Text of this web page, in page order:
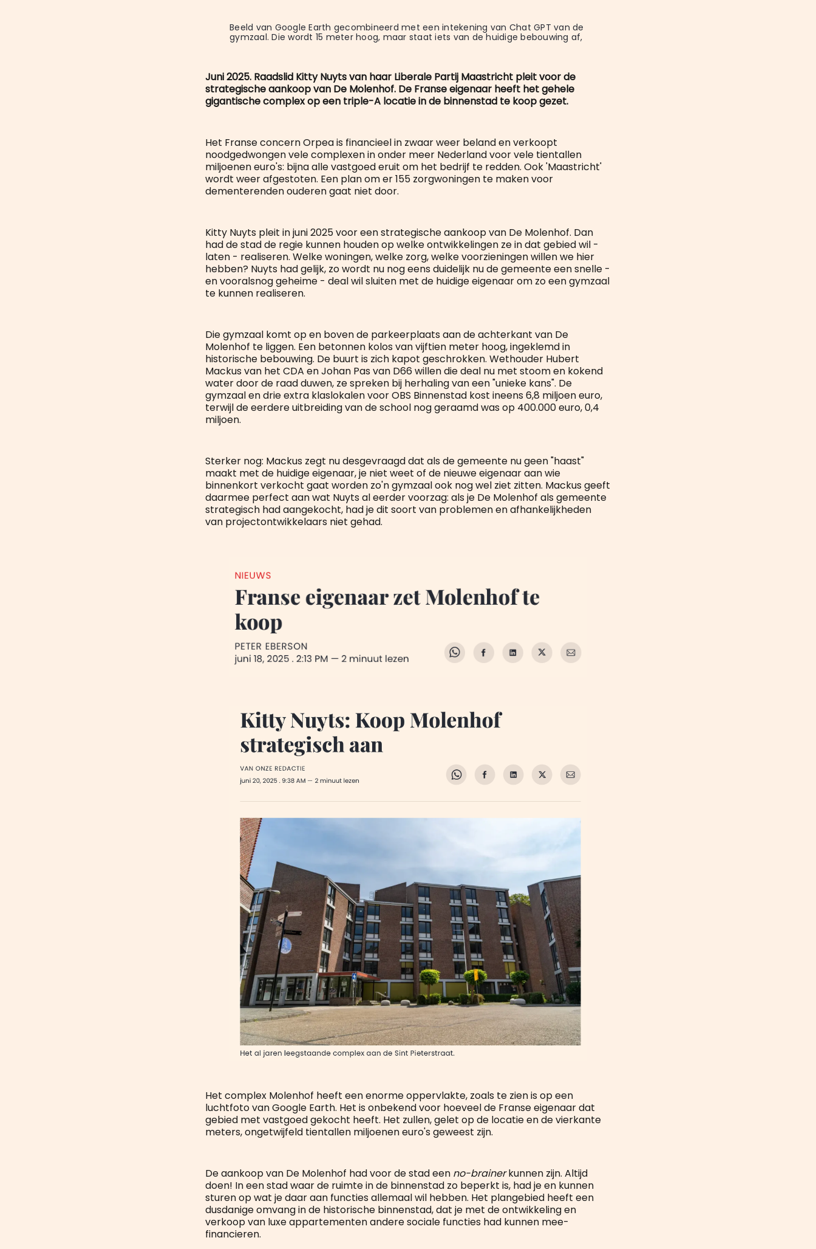
Beeld van Google Earth gecombineerd met een intekening van Chat GPT van de
gymzaal. Die wordt 15 meter hoog, maar staat iets van de huidige bebouwing af,
Juni 2025. Raadslid Kitty Nuyts van haar Liberale Partij Maastricht pleit voor de
strategische aankoop van De Molenhof. De Franse eigenaar heeft het gehele
gigantische complex op een triple-A locatie in de binnenstad te koop gezet.
Het Franse concern Orpea is financieel in zwaar weer beland en verkoopt
noodgedwongen vele complexen in onder meer Nederland voor vele tientallen
miljoenen euro's: bijna alle vastgoed eruit om het bedrijf te redden. Ook 'Maastricht'
wordt weer afgestoten. Een plan om er 155 zorgwoningen te maken voor
dementerenden ouderen gaat niet door.
Kitty Nuyts pleit in juni 2025 voor een strategische aankoop van De Molenhof. Dan
had de stad de regie kunnen houden op welke ontwikkelingen ze in dat gebied wil -
laten - realiseren. Welke woningen, welke zorg, welke voorzieningen willen we hier
hebben? Nuyts had gelijk, zo wordt nu nog eens duidelijk nu de gemeente een snelle -
en vooralsnog geheime - deal wil sluiten met de huidige eigenaar om zo een gymzaal
te kunnen realiseren.
Die gymzaal komt op en boven de parkeerplaats aan de achterkant van De
Molenhof te liggen. Een betonnen kolos van vijftien meter hoog, ingeklemd in
historische bebouwing. De buurt is zich kapot geschrokken. Wethouder Hubert
Mackus van het CDA en Johan Pas van D66 willen die deal nu met stoom en kokend
water door de raad duwen, ze spreken bij herhaling van een "unieke kans". De
gymzaal en drie extra klaslokalen voor OBS Binnenstad kost ineens 6,8 miljoen euro,
terwijl de eerdere uitbreiding van de school nog geraamd was op 400.000 euro, 0,4
miljoen.
Sterker nog: Mackus zegt nu desgevraagd dat als de gemeente nu geen "haast"
maakt met de huidige eigenaar, je niet weet of de nieuwe eigenaar aan wie
binnenkort verkocht gaat worden zo'n gymzaal ook nog wel ziet zitten. Mackus geeft
daarmee perfect aan wat Nuyts al eerder voorzag: als je De Molenhof als gemeente
strategisch had aangekocht, had je dit soort van problemen en afhankelijkheden
van projectontwikkelaars niet gehad.
Het complex Molenhof heeft een enorme oppervlakte, zoals te zien is op een
luchtfoto van Google Earth. Het is onbekend voor hoeveel de Franse eigenaar dat
gebied met vastgoed gekocht heeft. Het zullen, gelet op de locatie en de vierkante
meters, ongetwijfeld tientallen miljoenen euro's geweest zijn.
De aankoop van De Molenhof had voor de stad een no-brainerkunnen zijn. Altijd
doen! In een stad waar de ruimte in de binnenstad zo beperkt is, had je en kunnen
sturen op wat je daar aan functies allemaal wil hebben. Het plangebied heeft een
dusdanige omvang in de historische binnenstad, dat je met de ontwikkeling en
verkoop van luxe appartementen andere sociale functies had kunnen mee-
financieren.